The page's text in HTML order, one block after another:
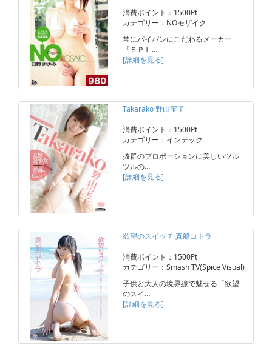
消費ポイント：1500Pt
カテゴリー：NOモザイク
常にパイパンにこだわるメーカー
「ＳＰＬ…
[詳細を見る]
Takarako 野山宝子
消費ポイント：1500Pt
カテゴリー：インテック
抜群のプロポーションに美しいツル
ツルの…
[詳細を見る]
欲望のスイッチ 真船コトラ
消費ポイント：1500Pt
カテゴリー：Smash TV(Spice Visual)
子供と大人の境界線で魅せる「欲望
のスイ…
[詳細を見る]